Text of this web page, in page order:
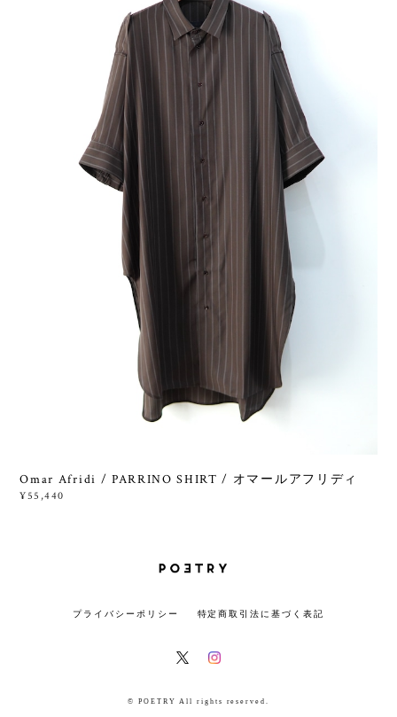
Omar Afridi / PARRINO SHIRT / オマールアフリディ
¥55,440
プライバシーポリシー 特定商取引法に基づく表記
© POETRY All rights reserved.